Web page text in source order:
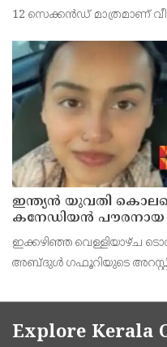
12 സെക്കന്‍ഡ് മാത്രമാണ്
ഇന്ത്യന്‍ യുവതി
കനേഡിയന്‍ പൗരനായ
ഇക്കഴിഞ്ഞ വെള്ളിയാഴ്ച
അബ്ദുള്‍ ഗഫൂറിയുടെ അറസ്റ്റ്
Explore Kerala